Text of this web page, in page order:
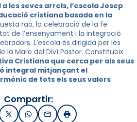
les seves arrels, l’escola Josep
cristiana basada en la
raó, la celebració de la fe
de l’ensenyament i la integració
L’escola és dirigida per les
la Mare del Diví Pastor. Constitueix
Cristiana que cerca per als seus
integral mitjançant el
de tots els seus valors
Compartir:
X / TwitterWhatsApp
EmailImprimir